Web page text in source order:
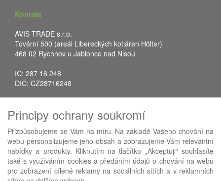
Kontakt
AVIS TRADE s.r.o.
Tovární 500 (areál Libereckých kotláren Hölter)
468 02 Rychnov u Jablonce nad Nisou
IČ: 287 16 248
DIČ: CZ28716248
Fax: +420 483 034 590
E-mail:info@avistrade.cz
Web:www.avistrade.cz
Principy ochrany soukromí
Přizpůsobujeme se Vám na míru. Na základě Vašeho chování na
webu personalizujeme jeho obsah a zobrazujeme Vám relevantní
nabídky a produkty. Kliknutím na tlačítko „Akceptuji“ souhlasíte
také s využíváním cookies a předáním údajů o chování na webu
pro zobrazení cílené reklamy na sociálních sítích a v reklamních